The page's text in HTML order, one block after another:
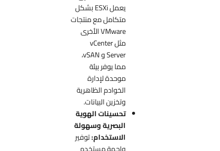
يعمل ESXi بشكل
متكامل مع منتجات
VMware الأخرى
مثل vCenter
Server و vSAN،
مما يوفر بيئة
موحدة لإدارة
الخوادم الظاهرية
وتخزين البيانات.
تحسينات الهوية
البصرية وسهولة
الاستخدام:توفير